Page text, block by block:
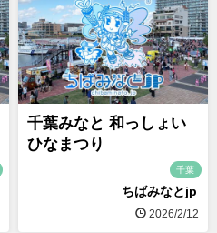
千葉みなと 和っしょい
ひなまつり
千葉
ちばみなとjp
2026/2/12